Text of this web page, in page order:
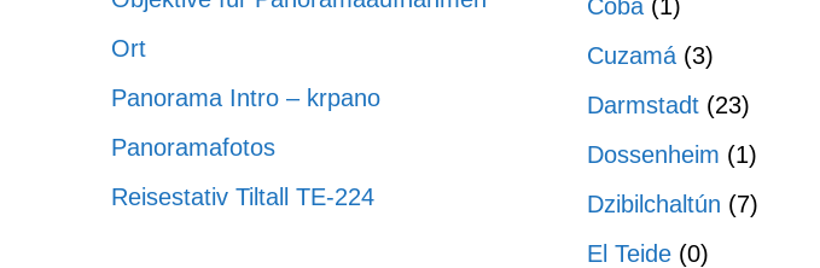
Ort
Panorama Intro – krpano
Panoramafotos
Reisestativ Tiltall TE-224
Cobá (1)
Cuzamá (3)
Darmstadt (23)
Dossenheim (1)
Dzibilchaltún (7)
El Teide (0)